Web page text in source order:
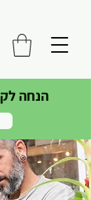
הנחה